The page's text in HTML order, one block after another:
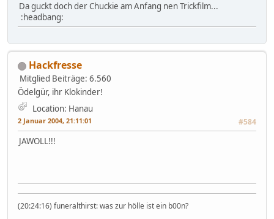
Da guckt doch der Chuckie am Anfang nen Trickfilm...
:headbang:
Hackfresse
Mitglied Beiträge: 6.560
Ödelgür, ihr Klokinder!
Location: Hanau
2 Januar 2004, 21:11:01 #584
JAWOLL!!!
(20:24:16) funeralthirst: was zur hölle ist ein b00n?